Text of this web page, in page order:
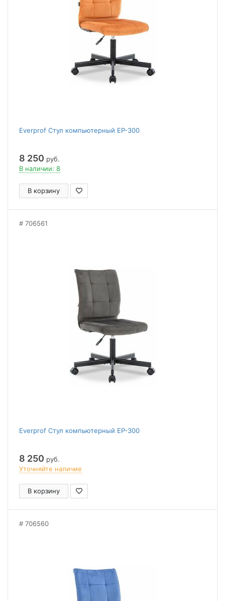
Everprof Стул компьютерный EP-300
8 250 руб.
В наличии: 8
В корзину
706561
Everprof Стул компьютерный EP-300
8 250 руб.
Уточняйте наличие
В корзину
706560